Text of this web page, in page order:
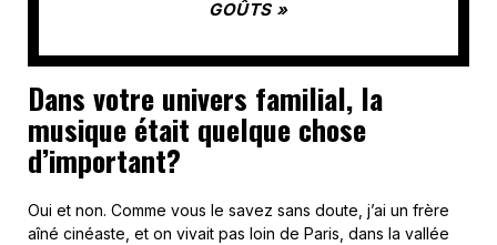
GOÛTS »
Dans votre univers familial, la
musique était quelque chose
d’important?
Oui et non. Comme vous le savez sans doute, j’ai un frère
aîné cinéaste, et on vivait pas loin de Paris, dans la vallée